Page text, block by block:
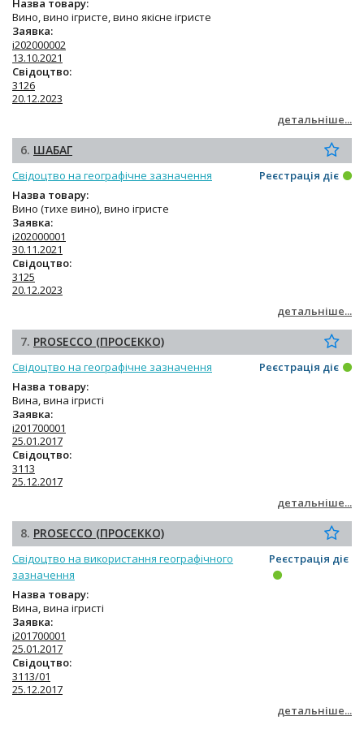
Назва товару:
Вино, вино ігристе, вино якісне ігристе
Заявка:
i202000002
13.10.2021
Свідоцтво:
3126
20.12.2023
детальніше...
6. ШАБАГ
Свідоцтво на географічне зазначення
Реєстрація діє
Назва товару:
Вино (тихе вино), вино ігристе
Заявка:
i202000001
30.11.2021
Свідоцтво:
3125
20.12.2023
детальніше...
7. PROSECCO (ПРОСЕККО)
Свідоцтво на географічне зазначення
Реєстрація діє
Назва товару:
Вина, вина ігристі
Заявка:
i201700001
25.01.2017
Свідоцтво:
3113
25.12.2017
детальніше...
8. PROSECCO (ПРОСЕККО)
Свідоцтво на використання географічного
зазначення
Реєстрація діє
Назва товару:
Вина, вина ігристі
Заявка:
i201700001
25.01.2017
Свідоцтво:
3113/01
25.12.2017
детальніше...